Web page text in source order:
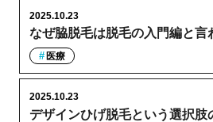
なぜ脇脱毛は脱毛の入門編と言
2025.10.23
医療
デザインひげ脱毛という選択肢
2025.10.23